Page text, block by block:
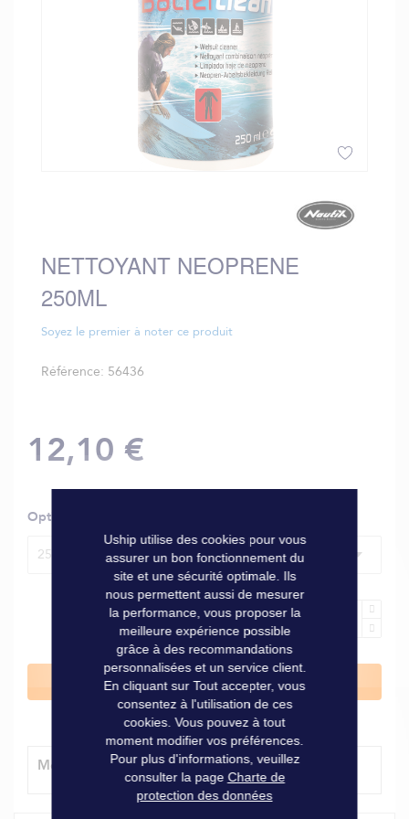
of
the
images
NETTOYANT NEOPRENE
250ML
Soyez le premier à noter ce produit
Référence 56436
12,10 €
Options
250 ml
Ajouter au panier
Modes de livraison
Uship utilise des cookies pour vous
assurer un bon fonctionnement du
site et une sécurité optimale. Ils
nous permettent aussi de mesurer
la performance, vous proposer la
meilleure expérience possible
grâce à des recommandations
personnalisées et un service client.
En cliquant sur Tout accepter, vous
consentez à l'utilisation de ces
cookies. Vous pouvez à tout
moment modifier vos préférences.
Pour plus d'informations, veuillez
consulter la page Charte de
protection des données